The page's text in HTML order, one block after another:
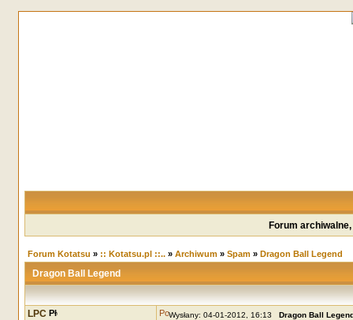
Forum
Forum Kotatsu » :: Kotatsu.pl ::..» Archiwum» Spam» Dragon Ball Legend
Dragon Ball Legend
LPC Wysłany: 04-01-2012, 16:13 Dragon Ball